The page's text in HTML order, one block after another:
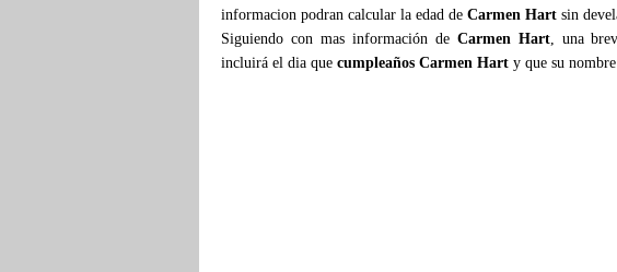
informacion podran calcular la edad de Carmen Hart sin
Siguiendo con mas información de Carmen Hart, una
incluirá el dia que cumpleaños Carmen Hart y que su